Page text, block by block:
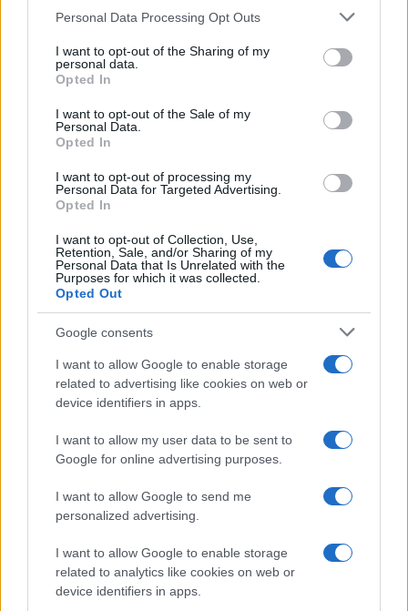
Personal Data Processing Opt Outs
I want to opt-out of the Sharing of my
personal data.
Opted In
I want to opt-out of the Sale of my
Personal Data.
Opted In
I want to opt-out of processing my
Personal Data for Targeted Advertising.
Opted In
I want to opt-out of Collection, Use,
Retention, Sale, and/or Sharing of my
Personal Data that Is Unrelated with the
Purposes for which it was collected.
Opted Out
Google consents
I want to allow Google to enable storage
related to advertising like cookies on web or
device identifiers in apps.
I want to allow my user data to be sent to
Google for online advertising purposes.
I want to allow Google to send me
personalized advertising.
I want to allow Google to enable storage
related to analytics like cookies on web or
device identifiers in apps.
ISPOVIJESTI
30.10.16. 09:49
Čudno kako signal uvijek oslabi kad se traže pare
30.10.16. 09:48
Reakcija većine roditelja kad im djeca izjave
ljubav